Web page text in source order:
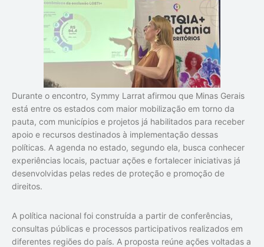
Durante o encontro, Symmy Larrat afirmou que Minas Gerais
está entre os estados com maior mobilização em torno da
pauta, com municípios e projetos já habilitados para receber
apoio e recursos destinados à implementação dessas
políticas. A agenda no estado, segundo ela, busca conhecer
experiências locais, pactuar ações e fortalecer iniciativas já
desenvolvidas pelas redes de proteção e promoção de
direitos.
A política nacional foi construída a partir de conferências,
consultas públicas e processos participativos realizados em
diferentes regiões do país. A proposta reúne ações voltadas a